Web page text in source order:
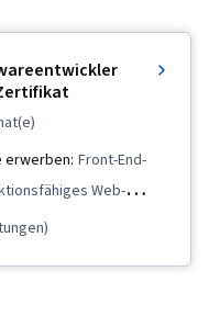
erwerben: Front-End-
Web-
Daten